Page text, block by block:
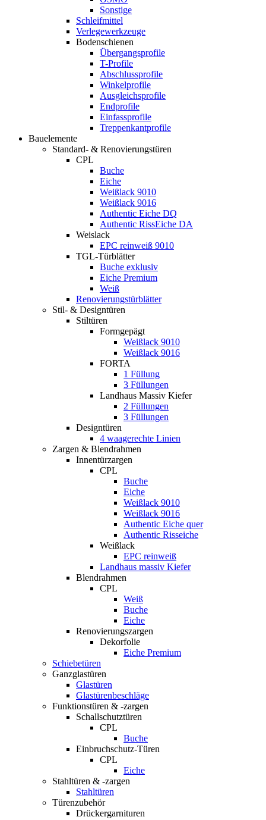
Sonstige
Schleifmittel
Verlegewerkzeuge
Bodenschienen
Übergangsprofile
T-Profile
Abschlussprofile
Winkelprofile
Ausgleichsprofile
Endprofile
Einfassprofile
Treppenkantprofile
Bauelemente
Standard- & Renovierungstüren
CPL
Buche
Eiche
Weißlack 9010
Weißlack 9016
Authentic Eiche DQ
Authentic RissEiche DA
Weislack
EPC reinweiß 9010
TGL-Türblätter
Buche exklusiv
Eiche Premium
Weiß
Renovierungstürblätter
Stil- & Designtüren
Stiltüren
Formgepägt
Weißlack 9010
Weißlack 9016
FORTA
1 Füllung
3 Füllungen
Landhaus Massiv Kiefer
2 Füllungen
3 Füllungen
Designtüren
4 waagerechte Linien
Zargen & Blendrahmen
Innentürzargen
CPL
Buche
Eiche
Weißlack 9010
Weißlack 9016
Authentic Eiche quer
Authentic Risseiche
Weißlack
EPC reinweiß
Landhaus massiv Kiefer
Blendrahmen
CPL
Weiß
Buche
Eiche
Renovierungszargen
Dekorfolie
Eiche Premium
Schiebetüren
Ganzglastüren
Glastüren
Glastürenbeschläge
Funktionstüren & -zargen
Schallschutztüren
CPL
Buche
Einbruchschutz-Türen
CPL
Eiche
Stahltüren & -zargen
Stahltüren
Türenzubehör
Drückergarnituren